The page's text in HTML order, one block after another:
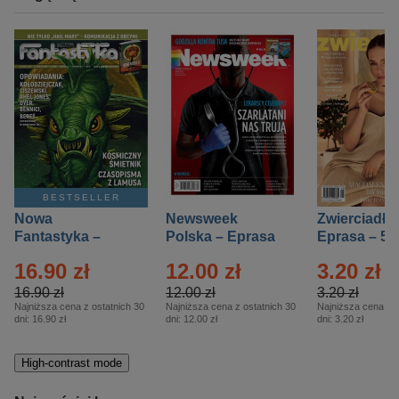
BESTSELLER
Nowa
Fantastyka –
16.90 zł
16.90 zł
Najniższa cena z ostatnich 30
dni: 16.90 zł
Newsweek
Polska – Eprasa
12.00 zł
12.00 zł
Najniższa cena z ostatnich 30
dni: 12.00 zł
Zwierciadło
Eprasa – 5/
3.20 zł
3.20 zł
Najniższa cena z
dni: 3.20 zł
High-contrast mode